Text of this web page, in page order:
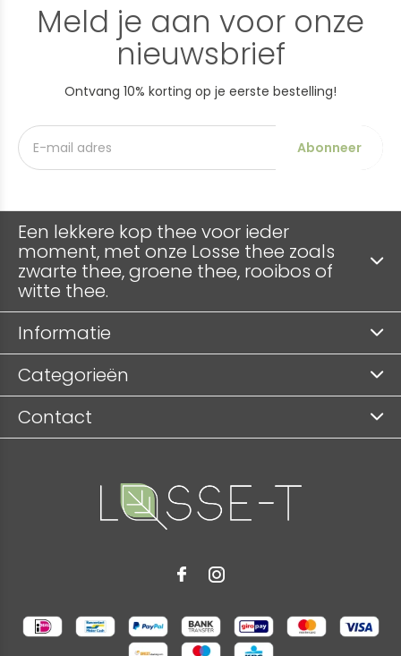
Meld je aan voor onze
nieuwsbrief
Ontvang 10% korting op je eerste bestelling!
Abonneer
Een lekkere kop thee voor ieder
moment, met onze Losse thee zoals
zwarte thee, groene thee, rooibos of
witte thee.
Informatie
Categorieën
Contact